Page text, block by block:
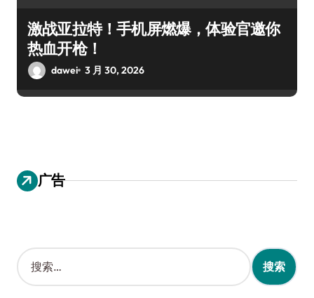
激战亚拉特！手机屏燃爆，体验官邀你
热血开枪！
dawei 3 月 30, 2026
广告
搜
索
：